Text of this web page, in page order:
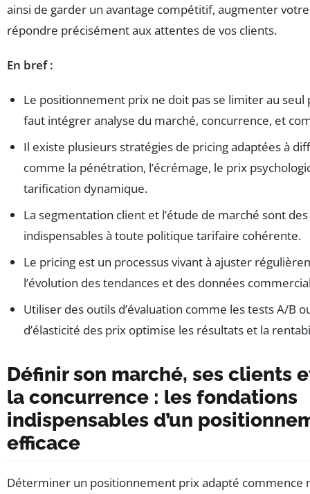
ainsi de garder un avantage compétitif, augmenter
répondre précisément aux attentes de vos clients.
En bref :
Le positionnement prix ne doit pas se limiter au seul
faut intégrer analyse du marché, concurrence, et
Il existe plusieurs stratégies de pricing adaptées à
comme la pénétration, l’écrémage, le prix
tarification dynamique.
La segmentation client et l’étude de marché sont
indispensables à toute politique tarifaire cohérente.
Le pricing est un processus vivant à ajuster
l’évolution des tendances et des données
Utiliser des outils d’évaluation comme les tests A/B
d’élasticité des prix optimise les résultats et la
Définir son marché, ses clients
la concurrence : les fondations
indispensables d’un
efficace
Déterminer un positionnement prix adapté commence